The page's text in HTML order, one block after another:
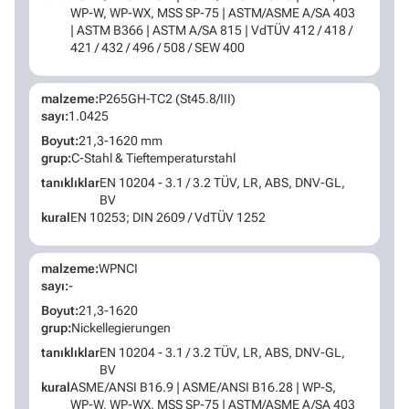
WP-W, WP-WX, MSS SP-75 | ASTM/ASME A/SA 403
| ASTM B366 | ASTM A/SA 815 | VdTÜV 412 / 418 /
421 / 432 / 496 / 508 / SEW 400
malzeme:P265GH-TC2 (St45.8/III)
sayı:1.0425
Boyut:21,3-1620 mm
grup:C-Stahl & Tieftemperaturstahl
tanıklıklarEN 10204 - 3.1 / 3.2 TÜV, LR, ABS, DNV-GL,
BV
kuralEN 10253; DIN 2609 / VdTÜV 1252
malzeme:WPNCI
sayı:-
Boyut:21,3-1620
grup:Nickellegierungen
tanıklıklarEN 10204 - 3.1 / 3.2 TÜV, LR, ABS, DNV-GL,
BV
kuralASME/ANSI B16.9 | ASME/ANSI B16.28 | WP-S,
WP-W, WP-WX, MSS SP-75 | ASTM/ASME A/SA 403